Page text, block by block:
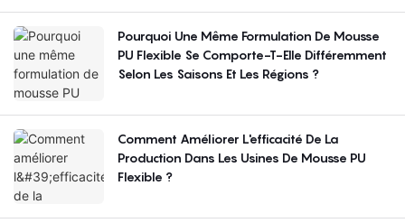
Pourquoi Une Même Formulation De Mousse
PU Flexible Se Comporte-T-Elle Différemment
Selon Les Saisons Et Les Régions ?
Comment Améliorer L'efficacité De La
Production Dans Les Usines De Mousse PU
Flexible ?